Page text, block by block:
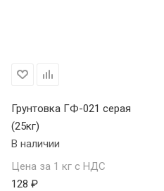
Грунтовка ГФ-021 серая
(25кг)
В наличии
Цена за 1 кг с НДС
128 ₽